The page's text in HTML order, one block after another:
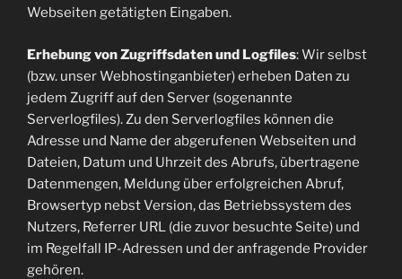
Webseiten getätigten Eingaben.
Erhebung von Zugriffsdaten und Logfiles: Wir selbst
(bzw. unser Webhostinganbieter) erheben Daten zu
jedem Zugriff auf den Server (sogenannte
Serverlogfiles). Zu den Serverlogfiles können die
Adresse und Name der abgerufenen Webseiten und
Dateien, Datum und Uhrzeit des Abrufs, übertragene
Datenmengen, Meldung über erfolgreichen Abruf,
Browsertyp nebst Version, das Betriebssystem des
Nutzers, Referrer URL (die zuvor besuchte Seite) und
im Regelfall IP-Adressen und der anfragende Provider
gehören.